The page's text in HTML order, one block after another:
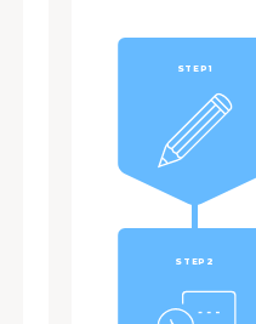
STEP1
STEP2